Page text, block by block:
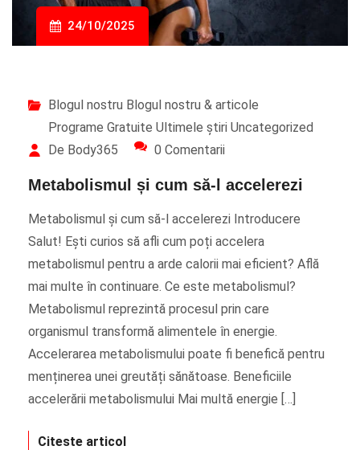
24/10/2025
Blogul nostru Blogul nostru & articole
Programe Gratuite Ultimele știri Uncategorized
De Body365
0 Comentarii
Metabolismul și cum să-l accelerezi
Metabolismul și cum să-l accelerezi Introducere
Salut! Ești curios să afli cum poți accelera
metabolismul pentru a arde calorii mai eficient? Află
mai multe în continuare. Ce este metabolismul?
Metabolismul reprezintă procesul prin care
organismul transformă alimentele în energie.
Accelerarea metabolismului poate fi benefică pentru
menținerea unei greutăți sănătoase. Beneficiile
accelerării metabolismului Mai multă energie […]
Citeste articol